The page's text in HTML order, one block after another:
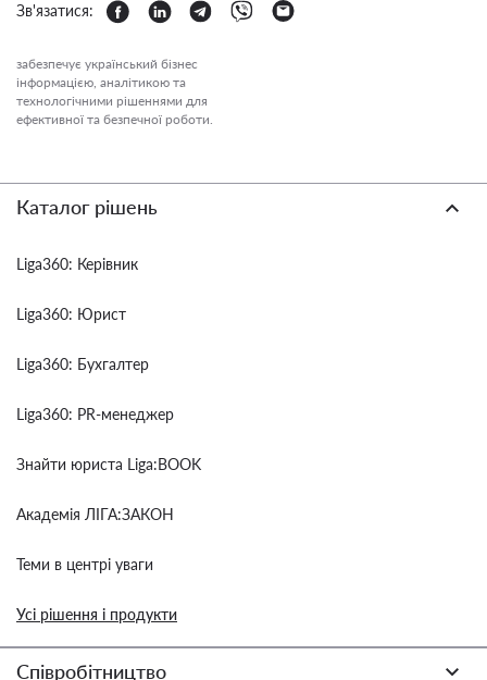
Зв'язатися:
забезпечує український бізнес
інформацією, аналітикою та
технологічними рішеннями для
ефективної та безпечної роботи.
Каталог рішень
Liga360: Керівник
Liga360: Юрист
Liga360: Бухгалтер
Liga360: PR-менеджер
Знайти юриста Liga:BOOK
Академія ЛІГА:ЗАКОН
Теми в центрі уваги
Усі рішення і продукти
Співробітництво